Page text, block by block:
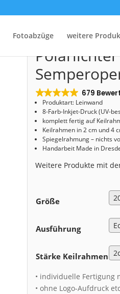
Fotoabzüge weitere
(01607) Polarlichter über der
Leinwand
679
Produktart: Leinwand
8-Farb-Inkjet-Druck (UV-
komplett fertig auf
Keilrahmen in 2 cm und 4
Spiegelrahmung – nichts
Handarbeit Made in
Weitere Produkte mit
Größe
Ausführung
Stärke Keilrahmen
• individuelle Fertigung
• ohne Logo-Aufdruck